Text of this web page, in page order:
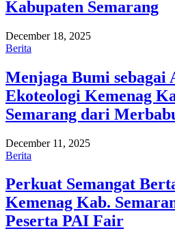
Kabupaten Semarang
December 18, 2025
Berita
Menjaga Bumi sebagai
Ekoteologi Kemenag
Semarang dari
December 11, 2025
Berita
Perkuat Semangat
Kemenag Kab.
Peserta PAI Fair